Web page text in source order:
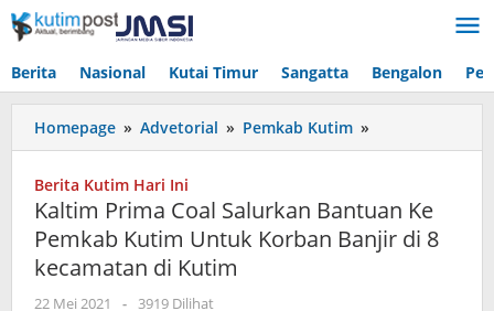
Lewati
ke
Berita Nasional Kutai Timur Sangatta Bengalon
Homepage » Advetorial » Pemkab Kutim »
Prima
Bantuan
Ke
Berita Kutim Hari Ini
Kaltim Prima Coal Salurkan Bantuan Ke
Pemkab Kutim Untuk Korban Banjir di 8
kecamatan di Kutim
22 Mei 2021
oleh
- 3919 Dilihat